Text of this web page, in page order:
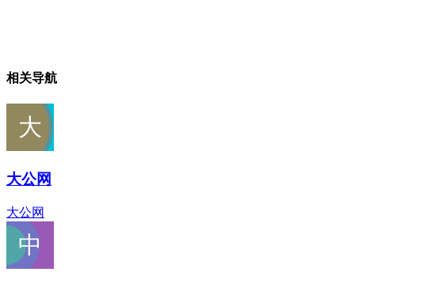
相关导航
大公网
大公网